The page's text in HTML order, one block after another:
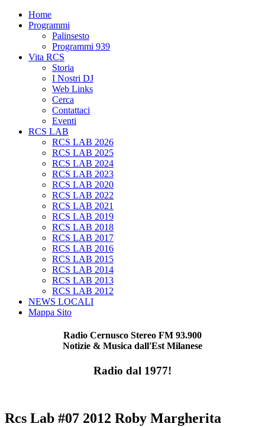
Home
Programmi
Palinsesto
Programmi 939
Vita RCS
Storia
I Nostri DJ
Web Links
Cerca
Contattaci
Eventi
RCS LAB
RCS LAB 2026
RCS LAB 2025
RCS LAB 2024
RCS LAB 2023
RCS LAB 2020
RCS LAB 2022
RCS LAB 2021
RCS LAB 2019
RCS LAB 2018
RCS LAB 2017
RCS LAB 2016
RCS LAB 2015
RCS LAB 2014
RCS LAB 2013
RCS LAB 2012
NEWS LOCALI
Mappa Sito
Radio Cernusco Stereo FM 93.900
Notizie & Musica dall'Est Milanese
Radio dal 1977!
Rcs Lab #07 2012 Roby Margherita